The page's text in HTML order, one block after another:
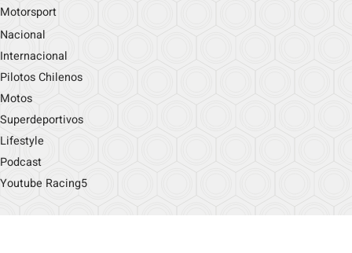
Motorsport
Nacional
Internacional
Pilotos Chilenos
Motos
Superdeportivos
Lifestyle
Podcast
Youtube Racing5